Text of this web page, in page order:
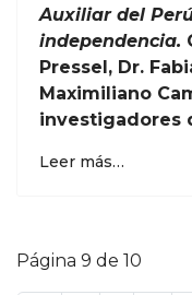
Auxiliar del
independencia.
Pressel, Dr.
Maximiliano
investigadores
Leer más…
Página 9 de 10